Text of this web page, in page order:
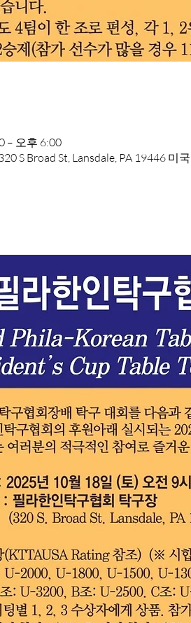
– 오후 6:00
S Broad St, Lansdale, PA 19446 미국